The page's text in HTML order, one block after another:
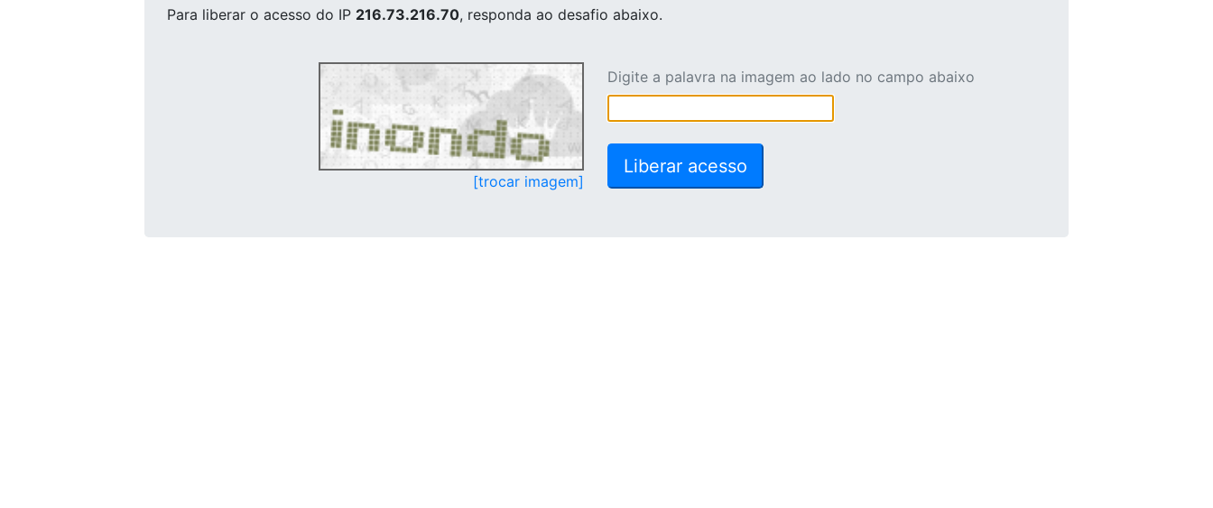
Para liberar o acesso do IP 216.73.216.70, responda ao desafio abaixo.
[trocar imagem]
Digite a palavra na imagem ao lado no campo abaixo